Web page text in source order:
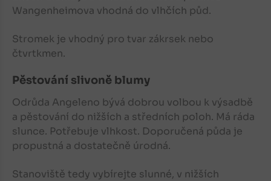
Wangenheimova vhodná do vlhčích půd.
Stromek je vhodný pro tvar zákrsek nebo
čtvrtkmen.
Pěstování slivoně blumy
Odrůda Angeleno bývá dobrou volbou k výsadbě
a pěstování do nižších a středních poloh. Má ráda
slunce. Potřebuje vlhkost. Doporučená půda je
propustná a dostatečně úrodná.
Stanoviště tedy vybírejte slunné, v nižších